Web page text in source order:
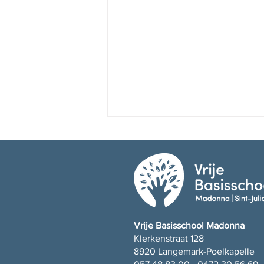
Fijne vakantie!
Vrije Basisschool Madonna
Klerkenstraat 128
8920 Langemark-Poelkapelle